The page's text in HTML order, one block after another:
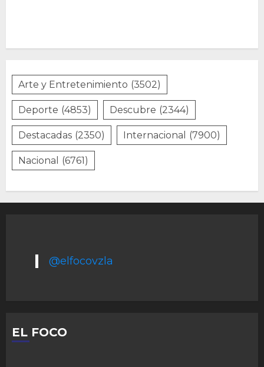
Arte y Entretenimiento (3502)
Deporte (4853) Descubre (2344)
Destacadas (2350) Internacional (7900)
Nacional (6761)
@elfocovzla
EL FOCO